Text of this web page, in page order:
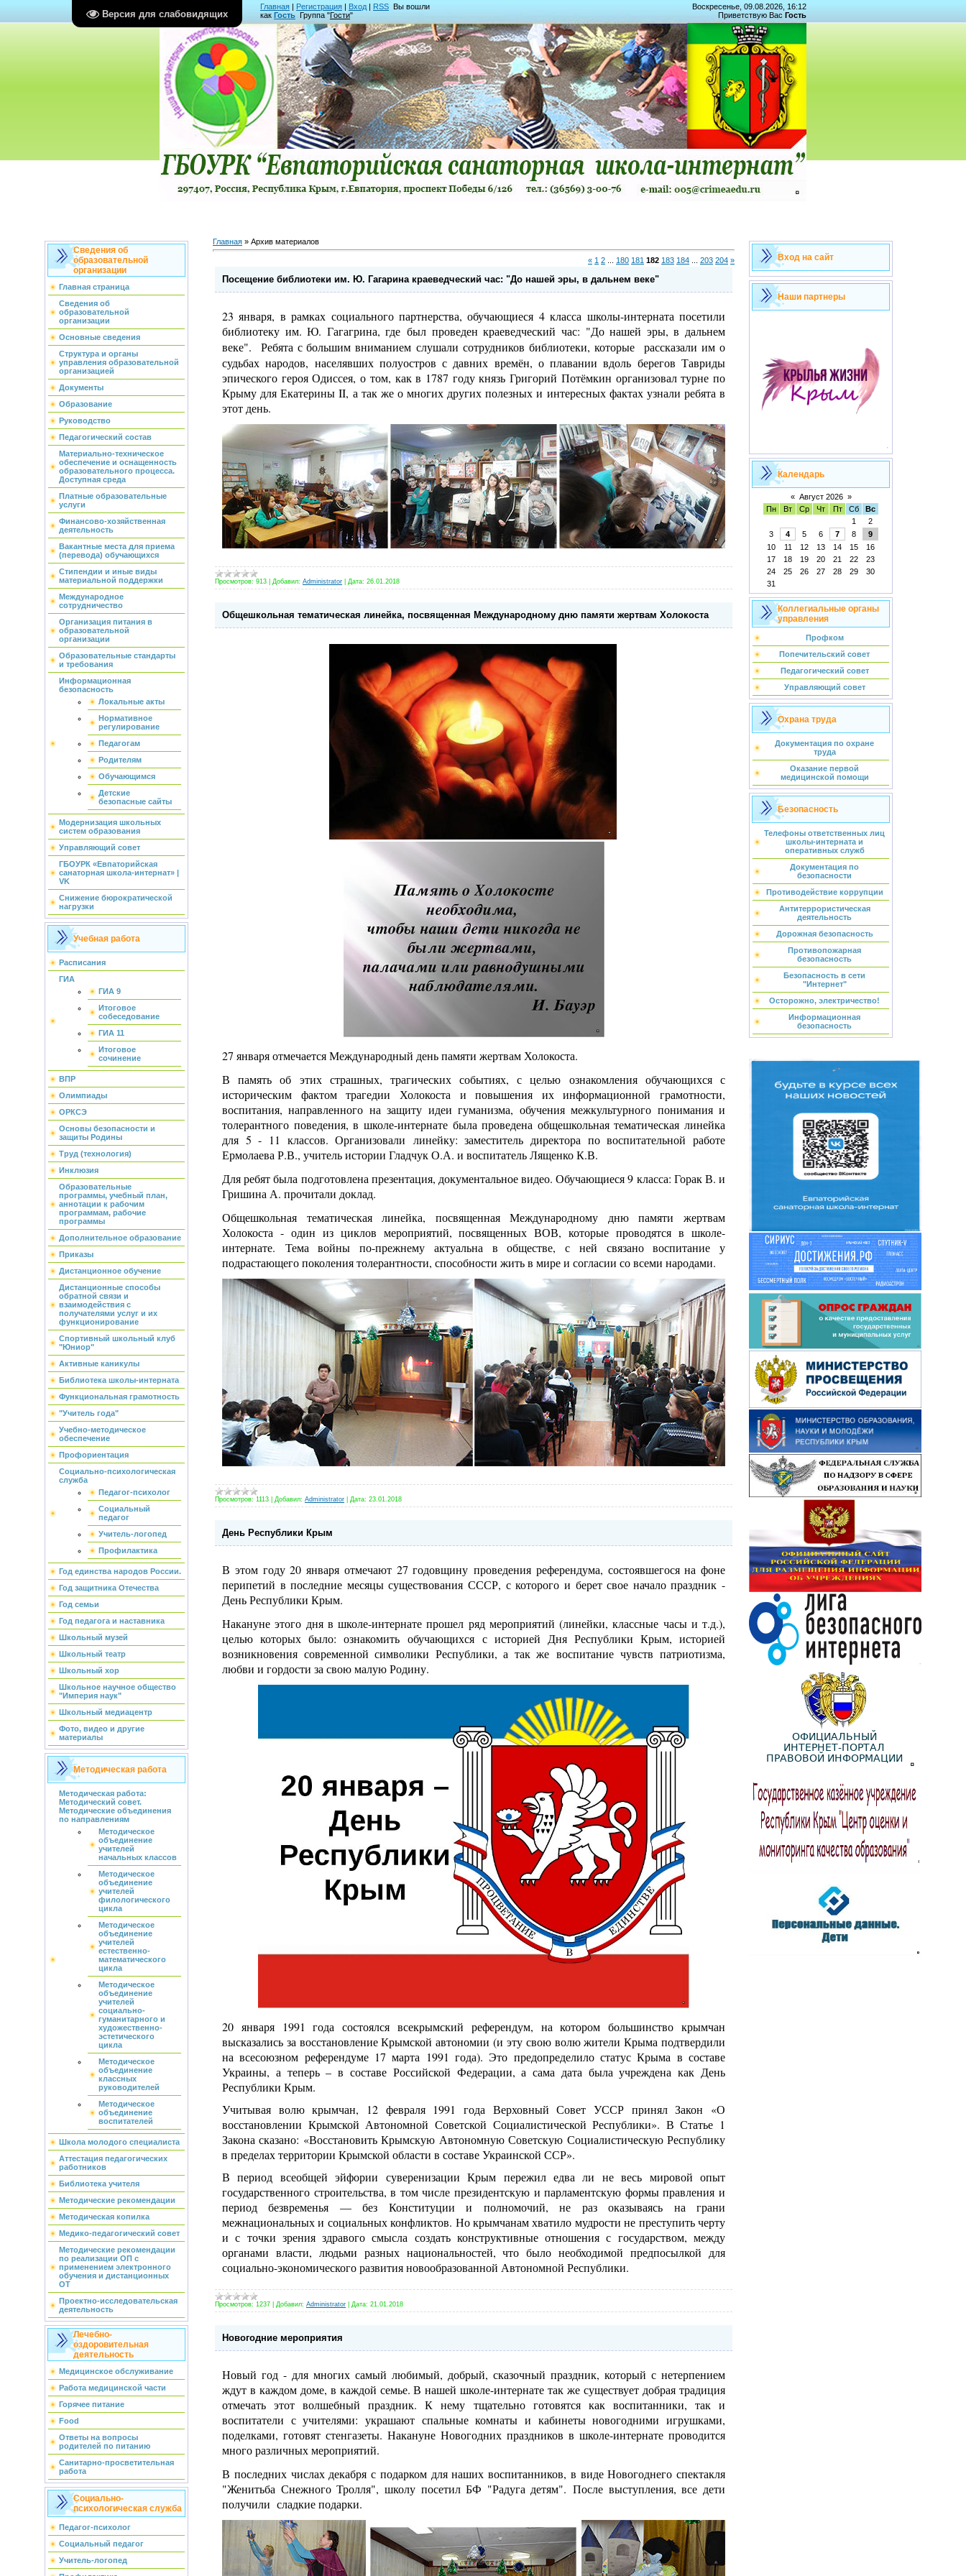
Версия для слабовидящих
Главная | Регистрация | Вход | RSS Вы вошли
как Гость Группа "Гости"
Воскресенье, 09.08.2026, 16:12
Приветствую Вас Гость
Сведения об
образовательной
организации
Главная страница
Сведения об
образовательной
организации
Основные сведения
Структура и органы
управления образовательной
организацией
Документы
Образование
Руководство
Педагогический состав
Материально-техническое
обеспечение и оснащенность
образовательного процесса.
Доступная среда
Платные образовательные
услуги
Финансово-хозяйственная
деятельность
Вакантные места для приема
(перевода) обучающихся
Стипендии и иные виды
материальной поддержки
Международное
сотрудничество
Организация питания в
образовательной
организации
Образовательные стандарты
и требования
Информационная
безопасность
Локальные акты
Нормативное
регулирование
Педагогам
Родителям
Обучающимся
Детские
безопасные сайты
Модернизация школьных
систем образования
Управляющий совет
ГБОУРК «Евпаторийская
санаторная школа-интернат» |
VK
Снижение бюрократической
нагрузки
Учебная работа
Расписания
ГИА
ГИА 9
Итоговое
собеседование
ГИА 11
Итоговое
сочинение
ВПР
Олимпиады
ОРКСЭ
Основы безопасности и
защиты Родины
Труд (технология)
Инклюзия
Образовательные
программы, учебный план,
аннотации к рабочим
программам, рабочие
программы
Дополнительное образование
Приказы
Дистанционное обучение
Дистанционные способы
обратной связи и
взаимодействия с
получателями услуг и их
функционирование
Спортивный школьный клуб
"Юниор"
Активные каникулы
Библиотека школы-интерната
Функциональная грамотность
"Учитель года"
Учебно-методическое
обеспечение
Профориентация
Социально-психологическая
служба
Педагог-психолог
Социальный
педагог
Учитель-логопед
Профилактика
Год единства народов России.
Год защитника Отечества
Год семьи
Год педагога и наставника
Школьный музей
Школьный театр
Школьный хор
Школьное научное общество
"Империя наук"
Школьный медиацентр
Фото, видео и другие
материалы
Методическая работа
Методическая работа:
Методический совет.
Методические объединения
по направлениям
Методическое
объединение
учителей
начальных классов
Методическое
объединение
учителей
филологического
цикла
Методическое
объединение
учителей
естественно-
математического
цикла
Методическое
объединение
учителей
социально-
гуманитарного и
художественно-
эстетического
цикла
Методическое
объединение
классных
руководителей
Методическое
объединение
воспитателей
Школа молодого специалиста
Аттестация педагогических
работников
Библиотека учителя
Методические рекомендации
Методическая копилка
Медико-педагогический совет
Методические рекомендации
по реализации ОП с
применением электронного
обучения и дистанционных
ОТ
Проектно-исследовательская
деятельность
Лечебно-
оздоровительная
деятельность
Медицинское обслуживание
Работа медицинской части
Горячее питание
Food
Ответы на вопросы
родителей по питанию
Санитарно-просветительная
работа
Социально-
психологическая служба
Педагог-психолог
Социальный педагог
Учитель-логопед
Главная » Архив материалов
« 1 2 180 181 182 183 184 203 204 »
Посещение библиотеки им. Ю. Гагарина краеведческий час: "До нашей эры, в дальнем веке"
23 января, в рамках социального партнерства, обучающиеся 4 класса школы-интерната посетили
библиотеку им. Ю. Гагагрина, где был проведен краеведческий час: "До нашей эры, в дальнем
веке". Ребята с большим вниманием слушали сотрудников библиотеки, которые
рассказали им о
судьбах народов, населявших полуостров с давних времён, о плавании вдоль берегов Тавриды
эпического героя Одиссея, о том, как в 1787 году князь Григорий Потёмкин организовал турне по
Крыму для Екатерины II, а так же о многих других полезных и интересных фактах узнали ребята в
этот день.
Просмотров: 913 Добавил: Administrator Дата: 26.01.2018
Общешкольная тематическая линейка, посвященная Международному дню памяти жертвам Холокоста
27 января отмечается Международный день памяти жертвам Холокоста.
В память об этих страшных, трагических событиях, с целью ознакомления обучающихся с
историческим фактом трагедии Холокоста и повышения их информационной грамотности,
воспитания, направленного на защиту идеи гуманизма, обучения межкультурного понимания и
толерантного поведения, в школе-интернате была проведена общешкольная тематическая линейка
для 5 - 11 классов. Организовали линейку: заместитель директора по воспитательной работе
Ермолаева Р.В., учитель истории Гладчук О.А. и воспитатель Лященко К.В.
Для ребят была подготовлена презентация, документальное видео. Обучающиеся 9 класса: Горак В. и
Гришина А. прочитали доклад.
Общешкольная тематическая линейка, посвященная Международному дню памяти жертвам
Холокоста - один из циклов мероприятий, посвященных ВОВ, которые проводятся в школе-
интернате. Тема войны по-прежнему актуальна в обществе, с ней связано воспитание у
подрастающего поколения толерантности, способности жить в мире и согласии со всеми народами.
Просмотров: 1113 Добавил: Administrator Дата: 23.01.2018
День Республики Крым
В этом году 20 января отмечают 27 годовщину проведения референдума, состоявшегося на фоне
перипетий в последние месяцы существования СССР, с которого и берет свое начало праздник -
День Республики Крым.
Накануне этого дня в школе-интернате прошел ряд мероприятий (линейки, классные часы и т.д.),
целью которых было: ознакомить обучающихся с историей Дня Республики Крым, историей
возникновения современной символики Республики, а так же воспитание чувств патриотизма,
любви и гордости за свою малую Родину.
20 января 1991 года состоялся всекрымский референдум, на котором большинство крымчан
высказались за восстановление Крымской автономии (и эту свою волю жители Крыма подтвердили
на всесоюзном референдуме 17 марта 1991 года). Это предопределило статус Крыма в составе
Украины, а теперь – в составе Российской Федерации, а сама дата была учреждена как День
Республики Крым.
Учитывая волю крымчан, 12 февраля 1991 года Верховный Совет УССР принял Закон «О
восстановлении Крымской Автономной Советской Социалистической Республики». В Статье 1
Закона сказано: «Восстановить Крымскую Автономную Советскую Социалистическую Республику
в пределах территории Крымской области в составе Украинской ССР».
В период всеобщей эйфории суверенизации Крым пережил едва ли не весь мировой опыт
государственного строительства, в том числе президентскую и парламентскую формы правления и
период безвременья — без Конституции и полномочий, не раз оказываясь на грани
межнациональных и социальных конфликтов. Но крымчанам хватило мудрости не преступить черту
и с точки зрения здравого смысла создать конструктивные отношения с государством, между
органами власти, людьми разных национальностей, что было необходимой предпосылкой для
социально-экономического развития новообразованной Автономной Республики.
Просмотров: 1237 Добавил: Administrator Дата: 21.01.2018
Новогодние мероприятия
Новый год - для многих самый любимый, добрый, сказочный праздник, который с нетерпением
ждут в каждом доме, в каждой семье. В нашей школе-интернате так же существует добрая традиция
отмечать этот волшебный праздник. К нему тщательно готовятся как воспитанники, так и
воспитатели с учителями: украшают спальные комнаты и кабинеты новогодними игрушками,
поделками, готовят стенгазеты. Накануне Новогодних праздников в школе-интернате проводится
много различных мероприятий.
В последних числах декабря с подарком для наших воспитанников, в виде Новогоднего спектакля
"Женитьба Снежного Тролля", школу посетил БФ "Радуга детям". После выступления, все дети
получили сладкие подарки.
Вход на сайт
Наши партнеры
Календарь
« Август 2026 »
Пн
Вт Ср Чт Пт Сб
Вс
1
2
3
4 5 6 7 8
9
10
11 12 13 14 15
16
17
18 19 20 21 22
23
24
25 26 27 28 29
30
31
Коллегиальные органы
управления
Профком
Попечительский совет
Педагогический совет
Управляющий совет
Охрана труда
Документация по охране
труда
Оказание первой
медицинской помощи
Безопасность
Телефоны ответственных лиц
школы-интерната и
оперативных служб
Документация по
безопасности
Противодействие коррупции
Антитеррористическая
деятельность
Дорожная безопасность
Противопожарная
безопасность
Безопасность в сети
"Интернет"
Осторожно, электричество!
Информационная
безопасность